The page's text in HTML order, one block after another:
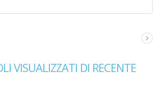
VISUALIZZATI DI RECENTE